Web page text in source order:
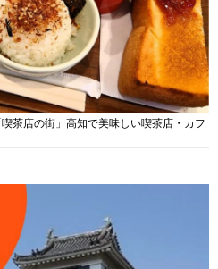
茶店の街」高知で美味しい喫茶店・カフ